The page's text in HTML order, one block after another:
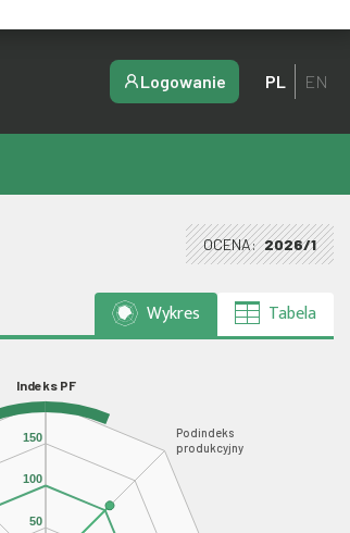
Logowanie PL EN
OCENA: 2026/1
Wykres Tabela
Indeks PF
Podindeks
produkcyjny
50
100
150